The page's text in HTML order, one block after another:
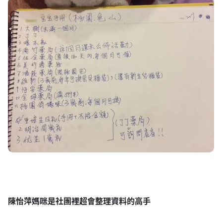
陳怡萍媽咪是社團裡超會整理資料的高手